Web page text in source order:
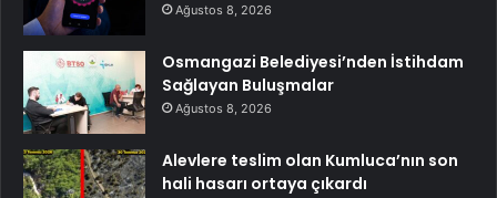
Ağustos 8, 2026
Osmangazi Belediyesi’nden İstihdam
Sağlayan Buluşmalar
Ağustos 8, 2026
Alevlere teslim olan Kumluca’nın son
hali hasarı ortaya çıkardı